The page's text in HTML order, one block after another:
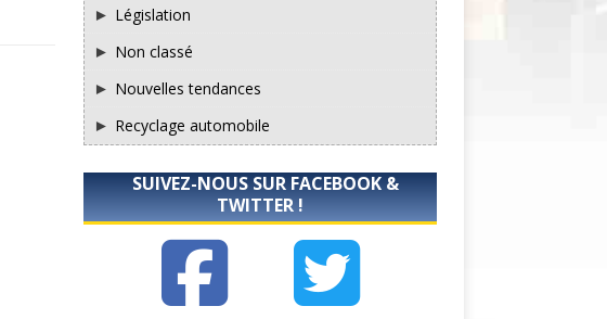
Législation
Non classé
Nouvelles tendances
Recyclage automobile
SUIVEZ-NOUS SUR FACEBOOK &
TWITTER !